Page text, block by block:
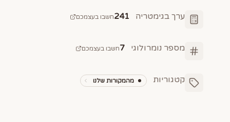
ערך בגימטריה 241חשבו בעצמכם
מספר נומרולוגי 7חשבו בעצמכם
קטגוריות מהמקורות שלנו